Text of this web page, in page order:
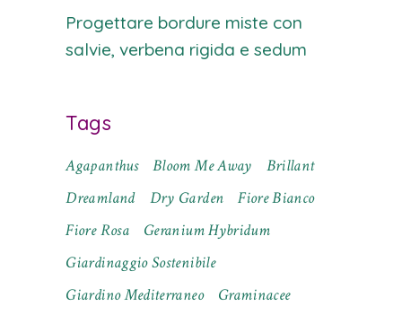
Progettare bordure miste con
salvie, verbena rigida e sedum
Tags
Agapanthus Bloom Me Away
Brillant
Dreamland
Dry Garden
Fiore Bianco
Fiore Rosa
Geranium Hybridum
Giardinaggio Sostenibile
Giardino Mediterraneo
Graminacee